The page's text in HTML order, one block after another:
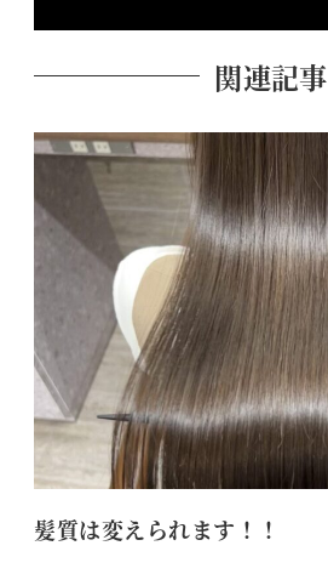
関連記事
髪質は変えられます！！